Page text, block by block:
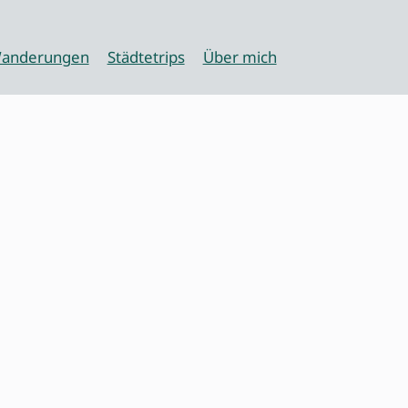
Städtetrips Über mich